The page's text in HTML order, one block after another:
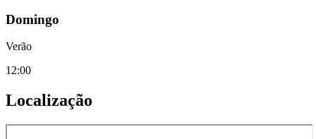
Domingo
Verão
12:00
Localização